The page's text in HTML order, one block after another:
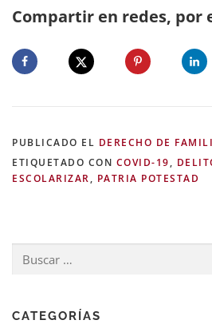
Compartir en redes, por
PUBLICADO EL DERECHO DE
ETIQUETADO CON COVID-19,
ESCOLARIZAR, PATRIA POTESTAD
Buscar:
CATEGORÍAS